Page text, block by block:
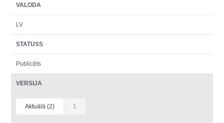
VALODA
LV
STATUSS
Publicēts
VERSIJA
Aktuālā (2) 1